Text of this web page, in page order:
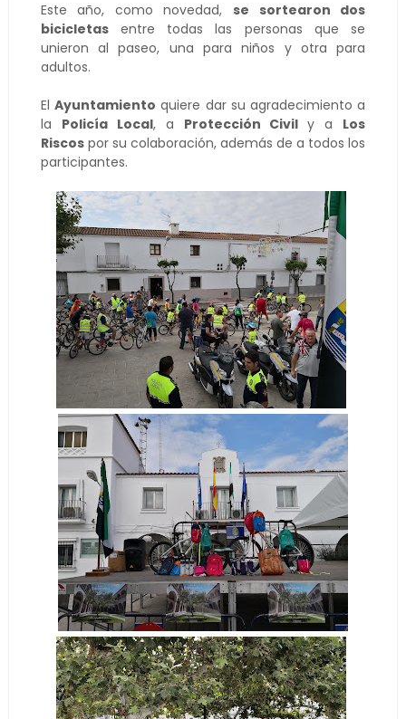
Este año, como novedad, se sortearon dos
bicicletasentre todas las personas que se
unieron al paseo, una para niños y otra para
adultos.
ElAyuntamiento quiere dar su agradecimiento a
la Policía Local, a Protección Civily a Los
Riscospor su colaboración, además de a todos los
participantes.